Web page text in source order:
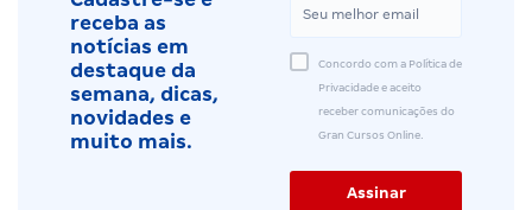
receba as
notícias em
destaque da
semana, dicas,
novidades e
muito mais.
Concordo com a Política de
Privacidade e aceito
receber comunicações do
Gran Cursos Online.